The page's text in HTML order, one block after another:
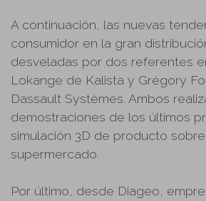
A continuación, las nuevas
consumidor en la gran
desveladas por dos referentes
Lokange de Kalista y Grégory
Dassault Systèmes. Ambos
demostraciones de los últimos
simulación 3D de producto
supermercado.
Por último, desde Diageo,